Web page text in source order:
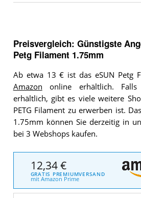
Preisvergleich: Günstigste
Petg Filament 1.75mm
Ab etwa 13 € ist das eSUN Petg
Amazon online erhältlich.
erhältlich, gibt es viele weitere
PETG Filament zu erwerben ist.
1.75mm können Sie derzeitig in
bei 3 Webshops kaufen.
12,34 €
GRATIS PREMIUMVERSAND
mit Amazon Prime